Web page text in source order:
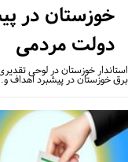
خوزستان در
دولت مردمی
خوزستان در لوحی
خوزستان در پیشبرد اهداف و…